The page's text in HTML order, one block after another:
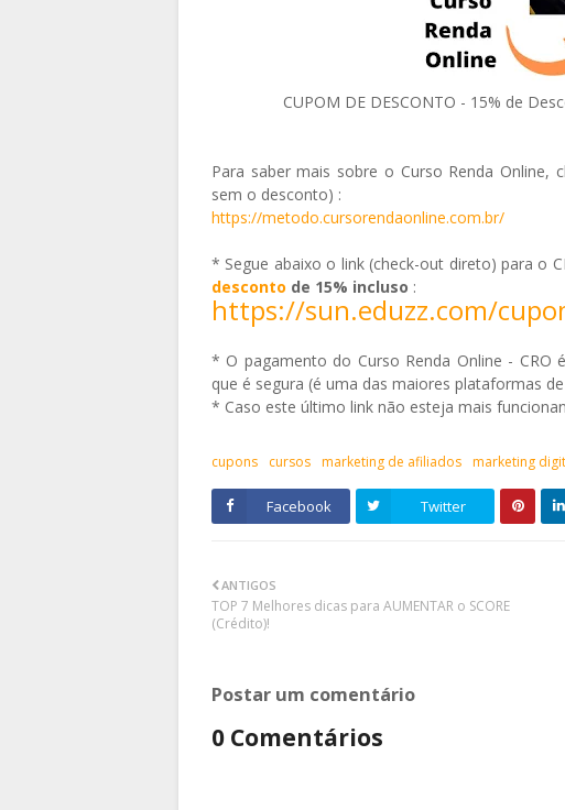
CUPOM DE DESCONTO - 15% de
Para saber mais sobre o Curso Renda Online,
sem o desconto) :
https://metodo.cursorendaonline.com.br/
* Segue abaixo o link (check-out direto) para o
desconto de 15% incluso :
https://sun.eduzz.com/
* O pagamento do Curso Renda Online -
que é segura (é uma das maiores plataformas
* Caso este último link não esteja mais
cupons cursos marketing de afiliados marketing
Facebook Twitter
ANTIGOS
TOP 7 Melhores dicas para AUMENTAR o SCORE
(Crédito)!
Postar um comentário
0 Comentários